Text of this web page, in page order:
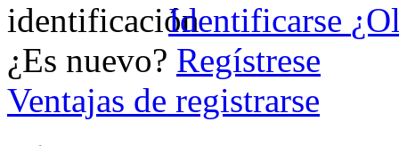
Identificarse
¿Es nuevo? Regístrese
Ventajas de registrarse